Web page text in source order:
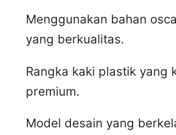
Menggunakan bahan
yang berkualitas.
Rangka kaki plastik yang
premium.
Model desain yang